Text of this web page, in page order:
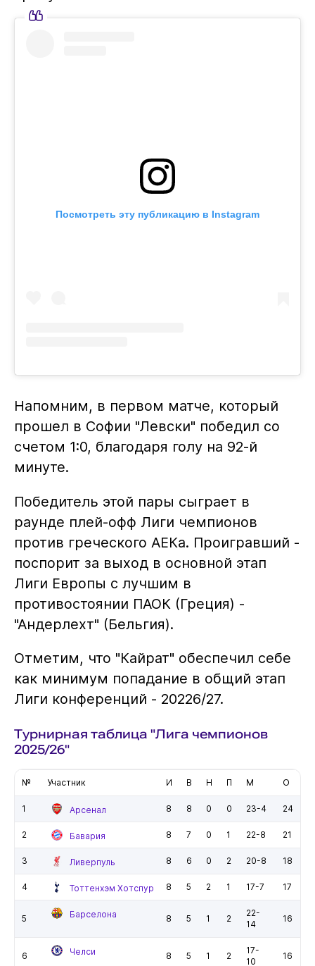
Посмотреть эту публикацию в Instagram
Напомним, в первом матче, который
прошел в Софии "Левски" победил со
счетом 1:0, благодаря голу на 92-й
минуте.
Победитель этой пары сыграет в
раунде плей-офф Лиги чемпионов
против греческого АЕКа. Проигравший -
поспорит за выход в основной этап
Лиги Европы с лучшим в
противостоянии ПАОК (Греция) -
"Андерлехт" (Бельгия).
Отметим, что "Кайрат" обеспечил себе
как минимум попадание в общий этап
Лиги конференций - 20226/27.
Турнирная таблица "Лига чемпионов
2025/26"
№ Участник И В Н П М О
1 Арсенал 8 8 0 0 23-4 24
2 Бавария 8 7 0 1 22-8 21
3 Ливерпуль 8 6 0 2 20-8 18
4 Тоттенхэм Хотспур 8 5 2 1 17-7 17
5 Барселона 8 5 1 2
22-
14
16
6 Челси 8 5 1 2
17-
10
16